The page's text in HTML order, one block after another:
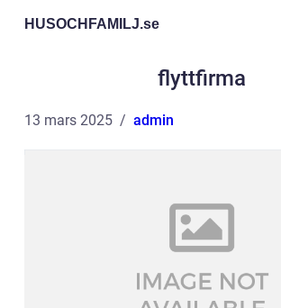
HUSOCHFAMILJ.se
flyttfirma
13 mars 2025 admin